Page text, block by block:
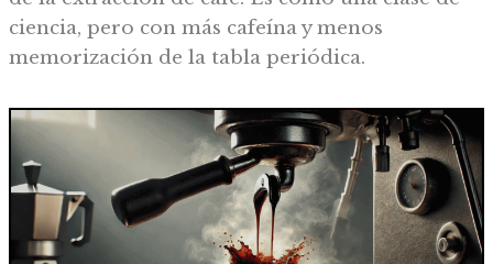
ciencia, pero con más cafeína y menos
memorización de la tabla periódica.